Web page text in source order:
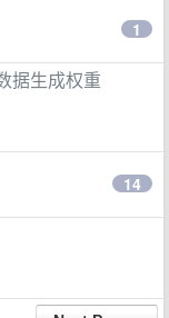
1
据生成权重
14